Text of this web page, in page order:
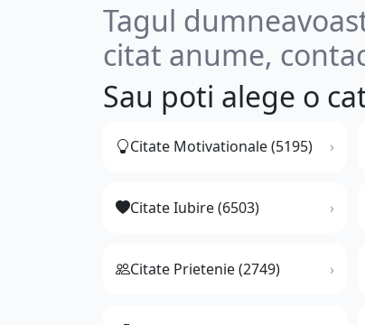
Tagul
citat anume,
Sau poti alege o
Citate Motivationale (5195)
Citate Iubire (6503)
Citate Prietenie (2749)